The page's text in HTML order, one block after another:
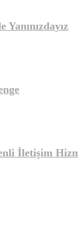
İletişim